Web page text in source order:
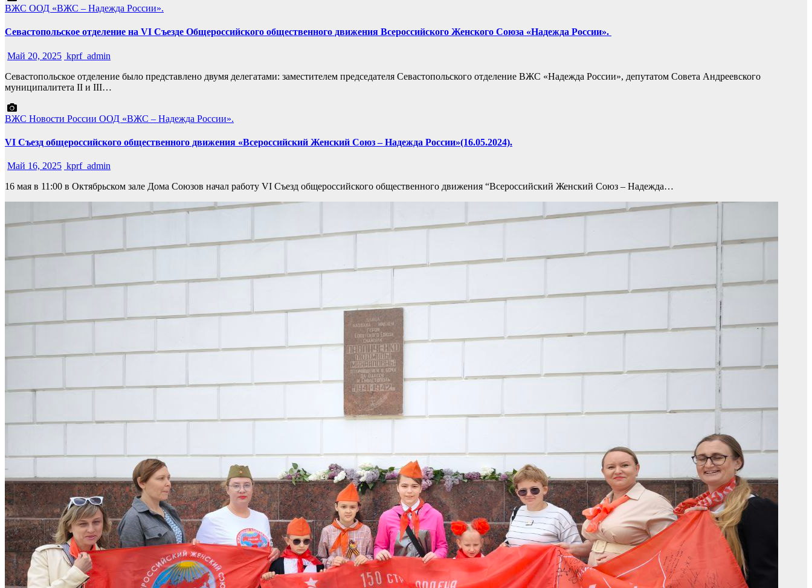
ВЖС ООД «ВЖС – Надежда России».
Севастопольское отделение на VI Съезде Общероссийского общественного движения Всероссийского Женского Союза «Надежда России». ️
Май 20, 2025 kprf_admin
Севастопольское отделение было представлено двумя делегатами: заместителем председателя Севастопольского отделение ВЖС «Надежда России», депутатом Совета Андреевского
муниципалитета II и III…
ВЖС Новости России ООД «ВЖС – Надежда России».
VI Съезд общероссийского общественного движения «Всероссийский Женский Союз – Надежда России»(16.05.2024).
Май 16, 2025 kprf_admin
16 мая в 11:00 в Октябрьском зале Дома Союзов начал работу VI Съезд общероссийского общественного движения “Всероссийский Женский Союз – Надежда…